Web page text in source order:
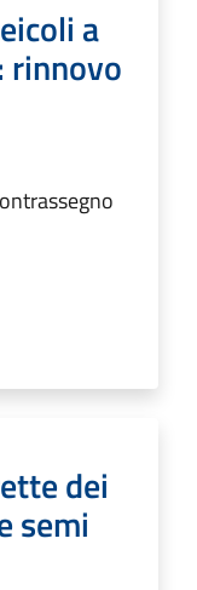
a
rinnovo
dei
semi